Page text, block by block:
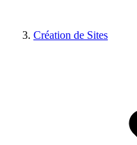
Création de Sites